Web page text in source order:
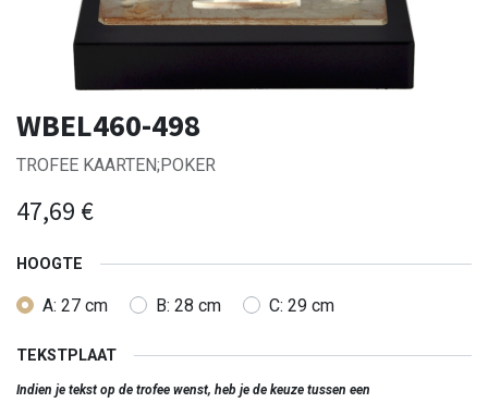
WBEL460-498
TROFEE KAARTEN;POKER
47,69 €
HOOGTE
A: 27 cm B: 28 cm C: 29 cm
TEKSTPLAAT
Indien je tekst op de trofee wenst, heb je de keuze tussen een